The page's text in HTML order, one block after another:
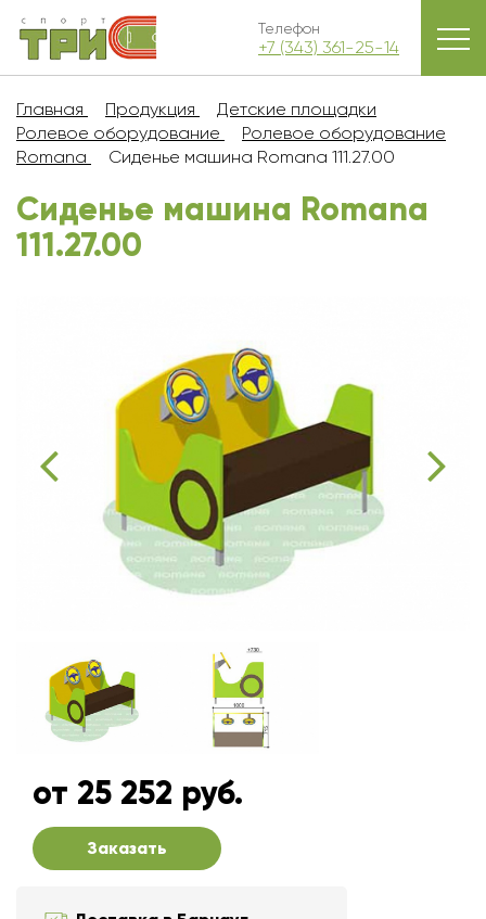
Телефон
+7 (343) 361-25-14
Главная Продукция
Детские площадки
Ролевое оборудование
Ролевое оборудование
Romana
Сиденье машина Romana 111.27.00
Сиденье машина Romana
111.27.00
от 25 252 руб.
Заказать